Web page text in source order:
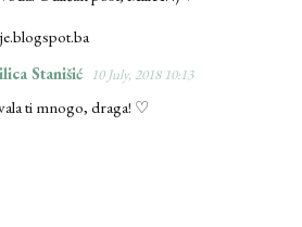
Stanišić 10 July, 2018 10:13
ti mnogo, draga! ♡